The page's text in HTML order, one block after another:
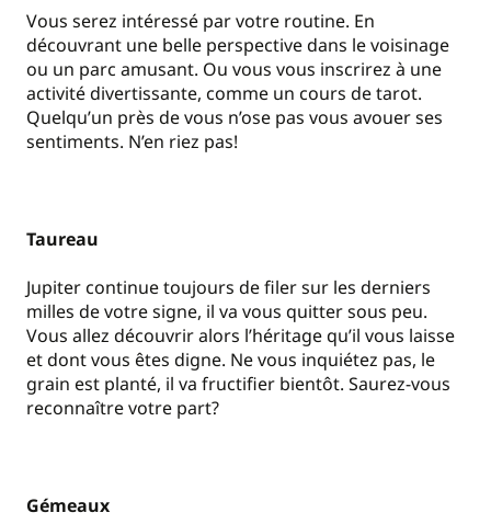
Vous serez intéressé par votre routine. En
découvrant une belle perspective dans le voisinage
ou un parc amusant. Ou vous vous inscrirez à une
activité divertissante, comme un cours de tarot.
Quelqu’un près de vous n’ose pas vous avouer ses
sentiments. N’en riez pas!
Taureau
Jupiter continue toujours de filer sur les derniers
milles de votre signe, il va vous quitter sous peu.
Vous allez découvrir alors l’héritage qu’il vous laisse
et dont vous êtes digne. Ne vous inquiétez pas, le
grain est planté, il va fructifier bientôt. Saurez-vous
reconnaître votre part?
Gémeaux